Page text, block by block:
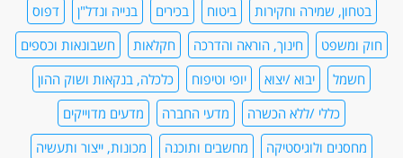
בטחון, שמירה וחקירות
ביטוח בכירים בנייה ונדל"ן
דפוס
חוק ומשפט
חינוך, הוראה והדרכה חקלאות
חשבונאות וכספים
חשמל
יבוא /יצוא יופי וטיפוח
כלכלה, בנקאות ושוק ההון
כללי /ללא הכשרה
מדעי החברה
מדעים מדוייקים
מחסנים ולוגיסטיקה
מחשבים ותוכנה
מכונות, ייצור ותעשיה